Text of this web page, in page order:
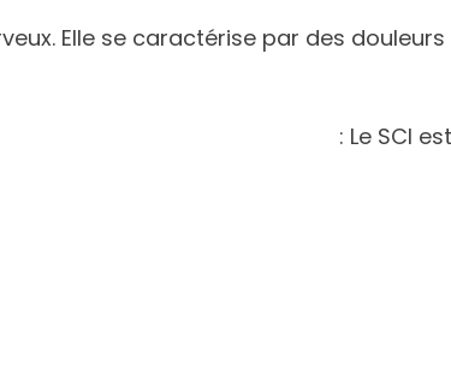
Elle se caractérise par des
Le SCI